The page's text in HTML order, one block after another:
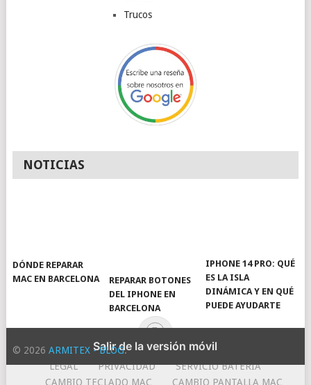
Trucos
NOTICIAS
DÓNDE REPARAR
MAC EN BARCELONA
REPARAR BOTONES
DEL IPHONE EN
BARCELONA
IPHONE 14 PRO: QUÉ
ES LA ISLA
DINÁMICA Y EN QUÉ
PUEDE AYUDARTE
© 2026ARMITEX - BLOG.
LEGAL
PRIVACIDAD
SERVICIO BATERIA
CAMBIO TECLADO MAC
CAMBIO PANTALLA MAC
Salir de la versión móvil